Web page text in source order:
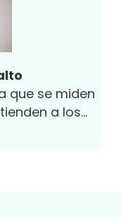
moderna del
fue muy
a cabo la
día de las
del voto
por correo,
una
que se miden
a los